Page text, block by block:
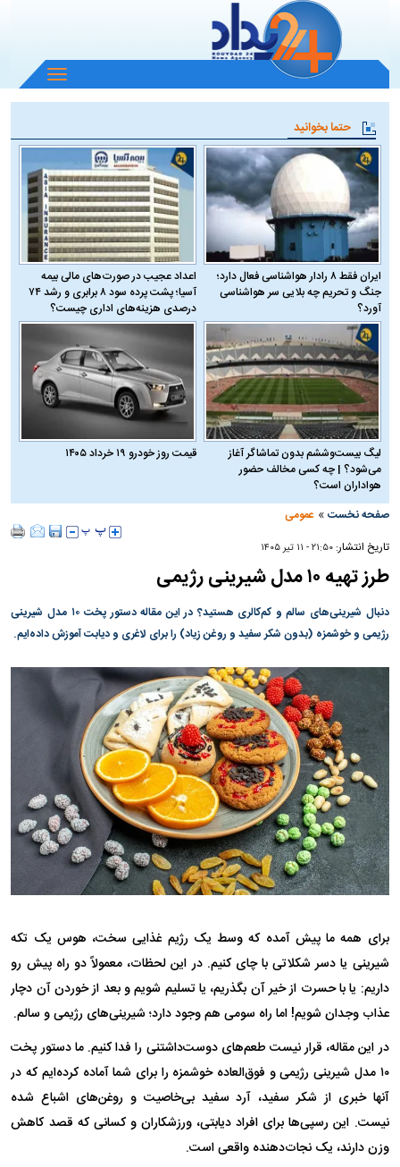
باز
و
منو
حتما بخوانید
ایران فقط ۸ رادار هواشناسی فعال دارد؛
جنگ و تحریم چه بلایی سر هواشناسی
آورد؟
اعداد عجیب در صورت‌های مالی بیمه
آسیا؛ پشت پرده سود ۸ برابری و رشد ۷۴
درصدی هزینه‌های اداری چیست؟
لیگ بیست‌وششم بدون تماشاگر آغاز
می‌شود؟ | چه کسی مخالف حضور
هواداران است؟
قیمت روز خودرو ۱۹ خرداد ۱۴۰۵
صفحه نخست » عمومی
تاریخ انتشار:۲۱:۵۰ - ۱۱ تير ۱۴۰۵
طرز تهیه ۱۰ مدل شیرینی رژیمی
دنبال شیرینی‌های سالم و کم‌کالری هستید؟ در این مقاله دستور پخت ۱۰ مدل شیرینی
رژیمی و خوشمزه (بدون شکر سفید و روغن زیاد) را برای لاغری و دیابت آموزش داده‌ایم.
برای همه ما پیش آمده که وسط یک رژیم غذایی سخت، هوس یک تکه
شیرینی یا دسر شکلاتی با چای کنیم. در این لحظات، معمولاً دو راه پیش رو
داریم: یا با حسرت از خیر آن بگذریم، یا تسلیم شویم و بعد از خوردن آن دچار
عذاب وجدان شویم! اما راه سومی هم وجود دارد؛ شیرینی‌های رژیمی و سالم.
در این مقاله، قرار نیست طعم‌های دوست‌داشتنی را فدا کنیم. ما دستور پخت
۱۰ مدل شیرینی رژیمی و فوق‌العاده خوشمزه را برای شما آماده کرده‌ایم که در
آنها خبری از شکر سفید، آرد سفید بی‌خاصیت و روغن‌های اشباع شده
نیست. این رسپی‌ها برای افراد دیابتی، ورزشکاران و کسانی که قصد کاهش
وزن دارند، یک نجات‌دهنده واقعی است.